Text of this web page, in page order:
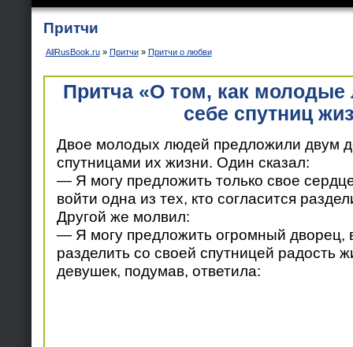
Притчи
AllRusBook.ru» Притчи» Притчи о любви
Притча «О том, как
себе спутниц
Двое молодых людей предложили двум
спутницами их жизни. Один сказал:
— Я могу предложить только свое
войти одна из тех, кто согласится
Другой же молвил:
— Я могу предложить огромный дворец,
разделить со своей спутницей радость
девушек, подумав, ответила: